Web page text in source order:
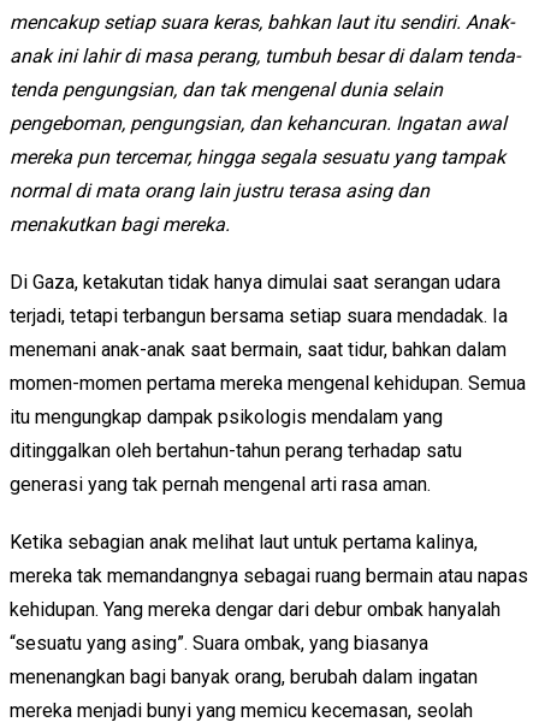
mencakup setiap suara keras, bahkan laut itu sendiri. Anak-
anak ini lahir di masa perang, tumbuh besar di dalam tenda-
tenda pengungsian, dan tak mengenal dunia selain
pengeboman, pengungsian, dan kehancuran. Ingatan awal
mereka pun tercemar, hingga segala sesuatu yang tampak
normal di mata orang lain justru terasa asing dan
menakutkan bagi mereka.
Di Gaza, ketakutan tidak hanya dimulai saat serangan udara
terjadi, tetapi terbangun bersama setiap suara mendadak. Ia
menemani anak-anak saat bermain, saat tidur, bahkan dalam
momen-momen pertama mereka mengenal kehidupan. Semua
itu mengungkap dampak psikologis mendalam yang
ditinggalkan oleh bertahun-tahun perang terhadap satu
generasi yang tak pernah mengenal arti rasa aman.
Ketika sebagian anak melihat laut untuk pertama kalinya,
mereka tak memandangnya sebagai ruang bermain atau napas
kehidupan. Yang mereka dengar dari debur ombak hanyalah
“sesuatu yang asing”. Suara ombak, yang biasanya
menenangkan bagi banyak orang, berubah dalam ingatan
mereka menjadi bunyi yang memicu kecemasan, seolah